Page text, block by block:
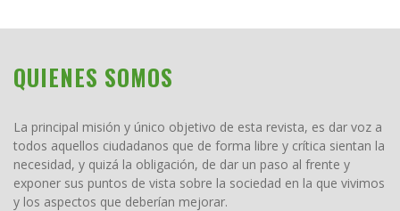
QUIENES SOMOS
La principal misión y único objetivo de esta revista, es dar voz a
todos aquellos ciudadanos que de forma libre y crítica sientan la
necesidad, y quizá la obligación, de dar un paso al frente y
exponer sus puntos de vista sobre la sociedad en la que vivimos
y los aspectos que deberían mejorar.